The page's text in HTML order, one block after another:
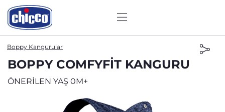
Boppy Kangurular
BOPPY COMFYFIT KANGURU
ÖNERİLEN YAŞ 0M+